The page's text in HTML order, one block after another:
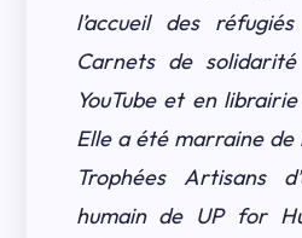
l’accueil des
Carnets de
YouTube et en
Elle a été marraine de
Trophées Artisans
humain de UP for